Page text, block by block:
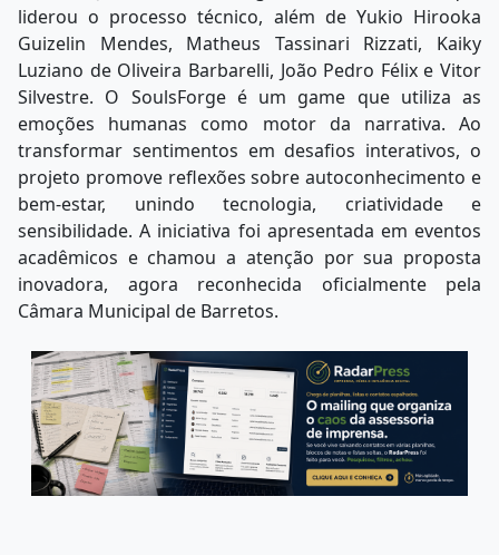
liderou o processo técnico, além de Yukio Hirooka
Guizelin Mendes, Matheus Tassinari Rizzati, Kaiky
Luziano de Oliveira Barbarelli, João Pedro Félix e Vitor
Silvestre. O SoulsForge é um game que utiliza as
emoções humanas como motor da narrativa. Ao
transformar sentimentos em desafios interativos, o
projeto promove reflexões sobre autoconhecimento e
bem-estar, unindo tecnologia, criatividade e
sensibilidade. A iniciativa foi apresentada em eventos
acadêmicos e chamou a atenção por sua proposta
inovadora, agora reconhecida oficialmente pela
Câmara Municipal de Barretos.